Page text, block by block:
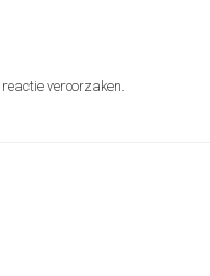
veroorzaken.